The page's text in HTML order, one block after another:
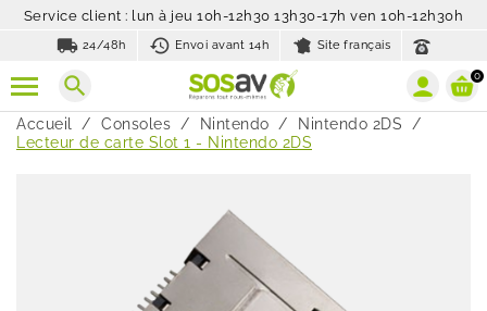
Service client : lun à jeu 10h-12h30 13h30-17h ven 10h-12h30h
local_shipping 24/48h history_toggle_off
Envoi avant 14h Site français
search 0
Accueil Consoles Nintendo
Nintendo 2DS
Lecteur de carte Slot 1 - Nintendo 2DS